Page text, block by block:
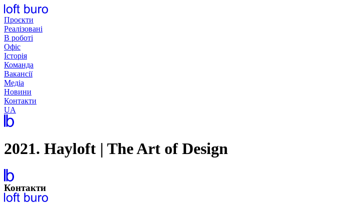
Перейти
до
вмісту
Проєкти
Реалізовані
В роботі
Офіс
Історія
Команда
Вакансії
Медіа
Новини
Контакти
UA
2021. Hayloft | The Art of Design
Контакти